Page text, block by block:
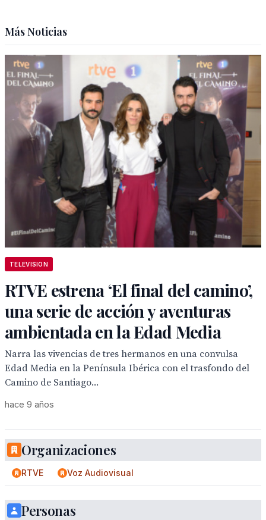
Más Noticias
TELEVISION
RTVE estrena ‘El final del camino’,
una serie de acción y aventuras
ambientada en la Edad Media
Narra las vivencias de tres hermanos en una convulsa
Edad Media en la Península Ibérica con el trasfondo del
Camino de Santiago...
hace 9 años
Organizaciones
RTVE Voz Audiovisual
Personas